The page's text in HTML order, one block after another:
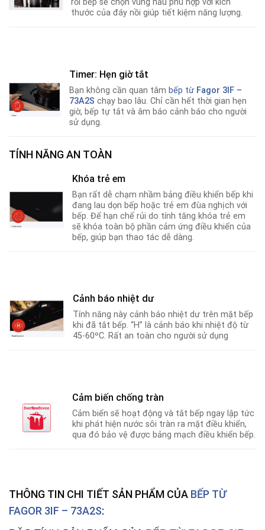
thước của đáy nồi giúp tiết kiệm năng lượng.
Timer: Hẹn giờ tắt
Bạn không cần quan tâm bếp từ Fagor 3IF –
73A2S chạy bao lâu. Chỉ cần hết thời gian hẹn
giờ, bếp tự tắt và âm báo cảnh báo cho người
sử dụng.
TÍNH NĂNG AN TOÀN
Khóa trẻ em
Bạn rất dễ chạm nhầm bảng điều khiển bếp khi
đang lau dọn bếp hoặc trẻ em đùa nghịch với
bếp. Để hạn chế rủi do tính tăng khóa trẻ em
sẽ khóa toàn bộ phần cảm ứng điều khiển của
bếp, giúp bạn thao tác dễ dàng.
Cảnh báo nhiệt dư
Tính năng này cảnh báo nhiệt dư trên mặt bếp
khi đã tắt bếp. “H” là cảnh báo khi nhiệt độ từ
45-60ºC. Rất an toàn cho người sử dụng
Cảm biến chống tràn
Cảm biến sẽ hoạt động và tắt bếp ngay lập tức
khi phát hiện nước sôi tràn ra mặt điều khiển,
qua đó bảo vệ được bảng mạch điều khiển bếp.
THÔNG TIN CHI TIẾT SẢN PHẨM CỦA BẾP TỪ
FAGOR 3IF – 73A2S: